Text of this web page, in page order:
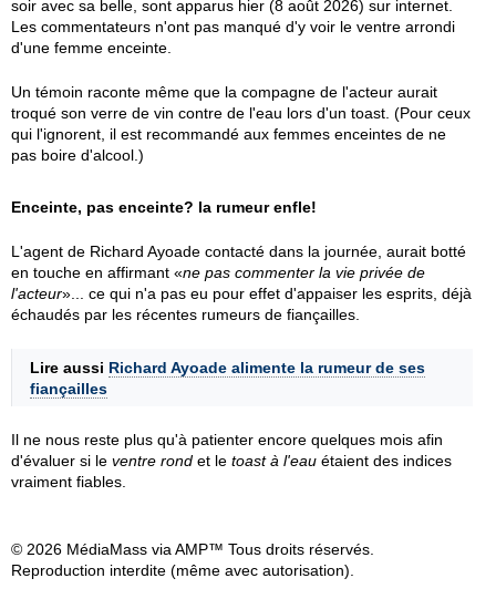
soir avec sa belle, sont apparus hier (8 août 2026) sur internet.
Les commentateurs n'ont pas manqué d'y voir le ventre arrondi
d'une femme enceinte.
Un témoin raconte même que la compagne de l'acteur aurait
troqué son verre de vin contre de l'eau lors d'un toast. (Pour ceux
qui l'ignorent, il est recommandé aux femmes enceintes de ne
pas boire d'alcool.)
Enceinte, pas enceinte? la rumeur enfle!
L'agent de Richard Ayoade contacté dans la journée, aurait botté
en touche en affirmant «ne pas commenter la vie privée de
l'acteur»... ce qui n'a pas eu pour effet d'appaiser les esprits, déjà
échaudés par les récentes rumeurs de fiançailles.
Lire aussi Richard Ayoade alimente la rumeur de ses
fiançailles
Il ne nous reste plus qu'à patienter encore quelques mois afin
d'évaluer si le ventre rond et le toast à l'eau étaient des indices
vraiment fiables.
© 2026 MédiaMass via AMP™ Tous droits réservés.
Reproduction interdite (même avec autorisation).